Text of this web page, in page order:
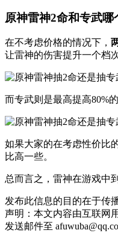
原神雷神2命和专武哪
在不考虑价格的情况下，
让雷神的伤害提升一个档次
而专武则是最高提高80%
如果大家的在考虑性价比
比高一些。
总而言之，雷神在游戏中
发布此信息的目的在于传
声明：本文内容由互联网
发送邮件至